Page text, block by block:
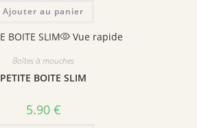
Ajouter au panier
Vue rapide
Boîtes à mouches
PETITE BOITE SLIM
5.90 €